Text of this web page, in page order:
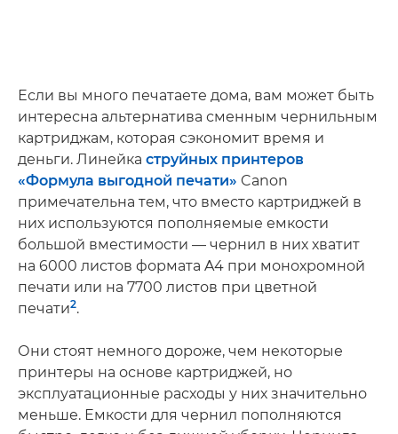
Если вы много печатаете дома, вам может быть
интересна альтернатива сменным чернильным
картриджам, которая сэкономит время и
деньги. Линейка струйных принтеров
«Формула выгодной печати» Canon
примечательна тем, что вместо картриджей в
них используются пополняемые емкости
большой вместимости — чернил в них хватит
на 6000 листов формата A4 при монохромной
печати или на 7700 листов при цветной
печати2.
Они стоят немного дороже, чем некоторые
принтеры на основе картриджей, но
эксплуатационные расходы у них значительно
меньше. Емкости для чернил пополняются